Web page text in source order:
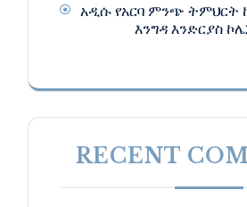
አዲሱ የአርባ ምንጭ ትምህርት
እንግዳ እንድርያስ
RECENT